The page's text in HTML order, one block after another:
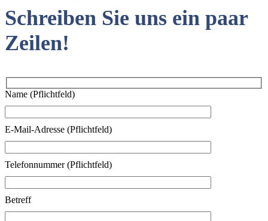
Schreiben Sie uns ein paar
Zeilen!
Name (Pflichtfeld)
E-Mail-Adresse (Pflichtfeld)
Telefonnummer (Pflichtfeld)
Betreff